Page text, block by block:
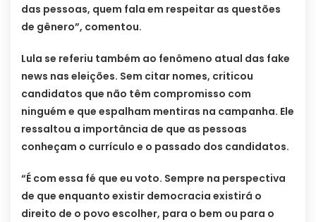
das pessoas, quem fala em respeitar as questões
de gênero”, comentou.
Lula se referiu também ao fenômeno atual das fake
news nas eleições. Sem citar nomes, criticou
candidatos que não têm compromisso com
ninguém e que espalham mentiras na campanha. Ele
ressaltou a importância de que as pessoas
conheçam o currículo e o passado dos candidatos.
“É com essa fé que eu voto. Sempre na perspectiva
de que enquanto existir democracia existirá o
direito de o povo escolher, para o bem ou para o